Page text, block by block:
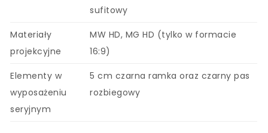
sufitowy
Materiały
projekcyjne
MW HD, MG HD (tylko w formacie
16:9)
Elementy w
wyposażeniu
seryjnym
5 cm czarna ramka oraz czarny pas
rozbiegowy